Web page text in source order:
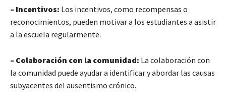
– Incentivos: Los incentivos, como recompensas o
reconocimientos, pueden motivar a los estudiantes a asistir
a la escuela regularmente.
– Colaboración con la comunidad: La colaboración con
la comunidad puede ayudar a identificar y abordar las causas
subyacentes del ausentismo crónico.